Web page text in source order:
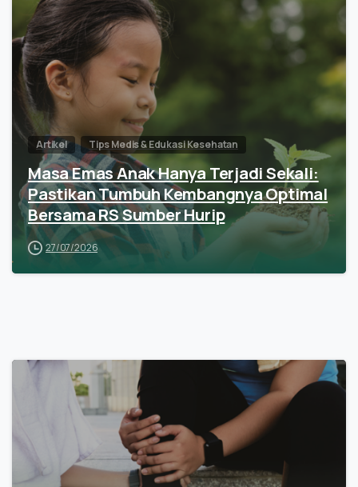
Artikel Tips Medis & Edukasi Kesehatan
Masa Emas Anak Hanya Terjadi Sekali:
Pastikan Tumbuh Kembangnya Optimal
Bersama RS Sumber Hurip
27/07/2026